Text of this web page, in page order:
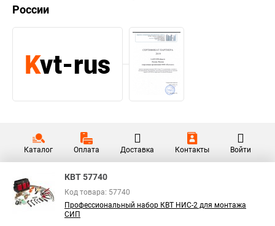
России
Каталог Оплата Доставка Контакты Войти
КВТ 57740
Код товара: 57740
Профессиональный набор КВТ НИС-2 для монтажа
СИП